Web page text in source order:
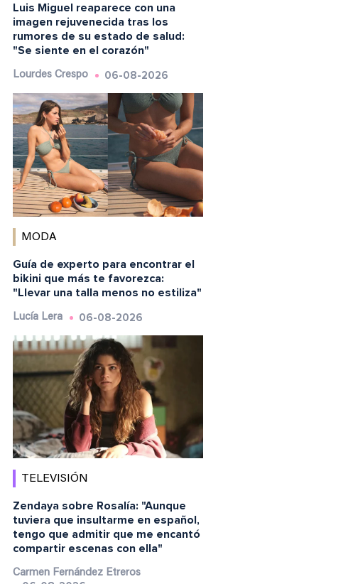
Luis Miguel reaparece con una
imagen rejuvenecida tras los
rumores de su estado de salud:
"Se siente en el corazón"
Lourdes Crespo 06-08-2026
MODA
Guía de experto para encontrar el
bikini que más te favorezca:
"Llevar una talla menos no estiliza"
Lucía Lera 06-08-2026
TELEVISIÓN
Zendaya sobre Rosalía: "Aunque
tuviera que insultarme en español,
tengo que admitir que me encantó
compartir escenas con ella"
Carmen Fernández Etreros